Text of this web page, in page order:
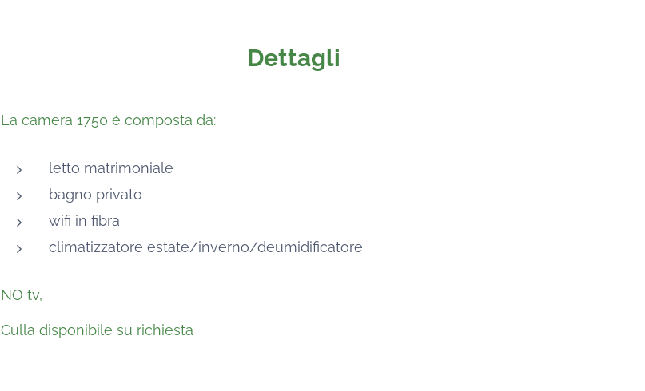
Dettagli
La camera 1750 é composta da:
letto matrimoniale
bagno privato
wifi in fibra
climatizzatore estate/inverno/deumidificatore
NO tv,
Culla disponibile su richiesta